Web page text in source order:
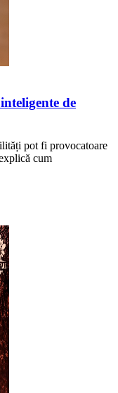
de
pot fi provocatoare
cum